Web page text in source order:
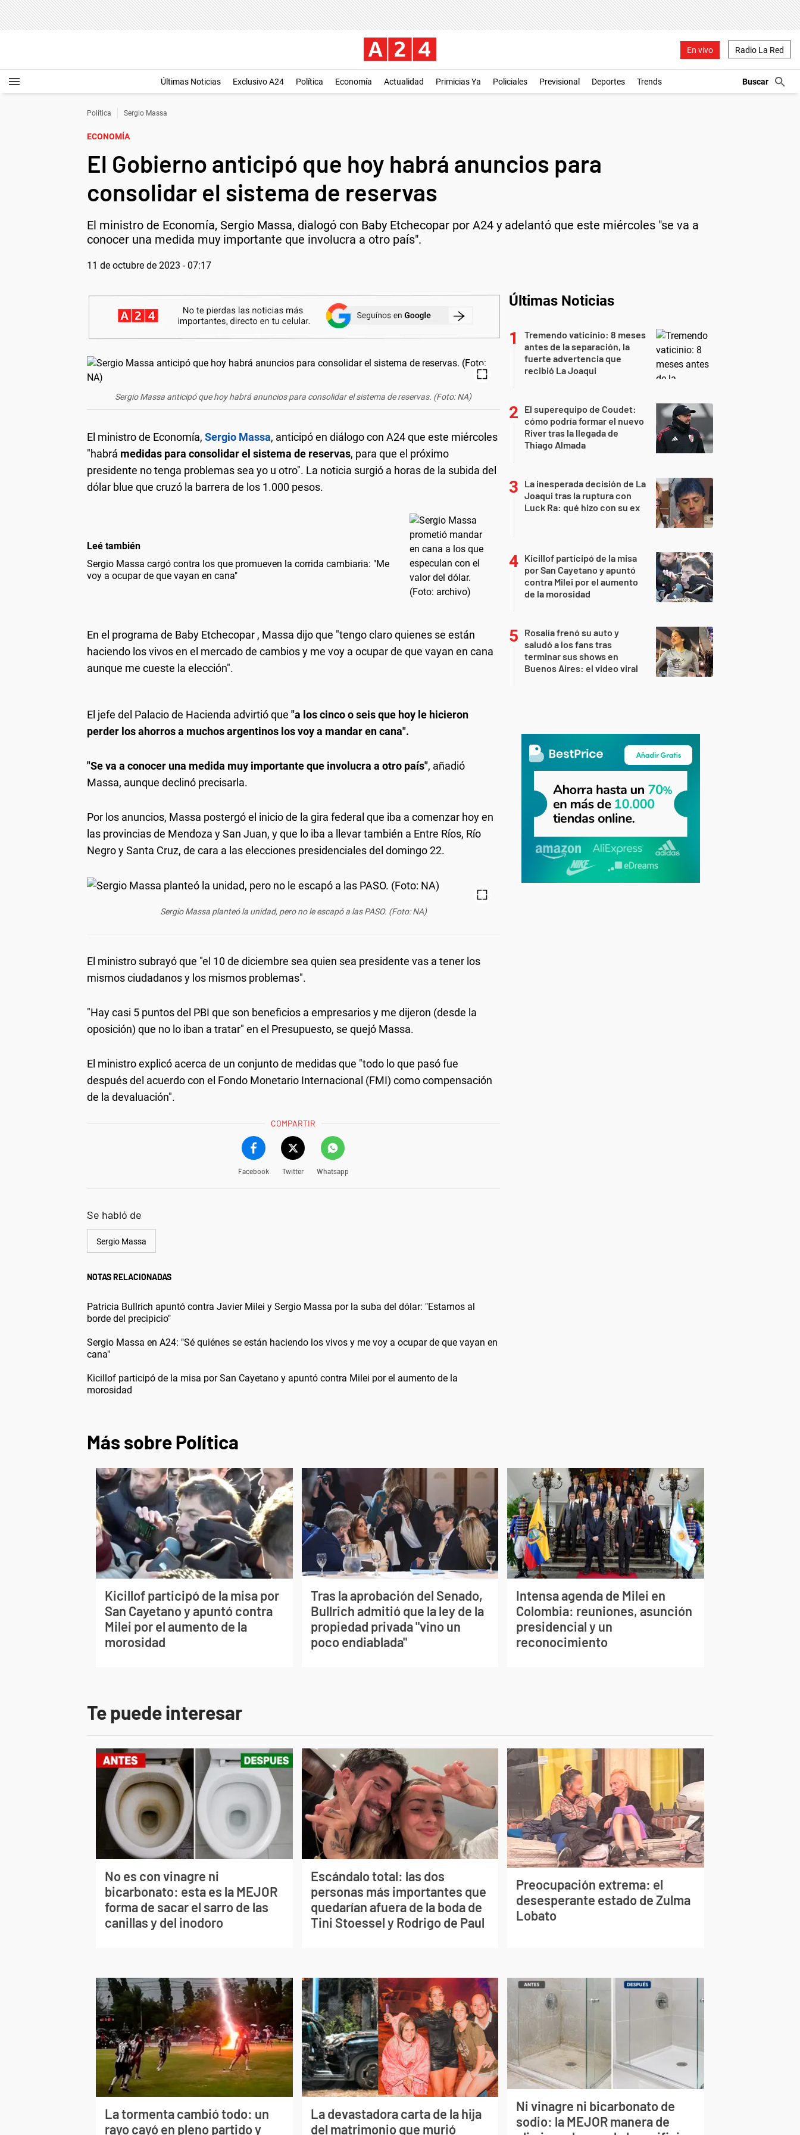
En vivo Radio La Red
Últimas Noticias Exclusivo A24 Política Economía Actualidad Primicias Ya Policiales Previsional Deportes Trends
Política Sergio Massa
ECONOMÍA
El Gobierno anticipó que hoy habrá anuncios para
consolidar el sistema de reservas
El ministro de Economía, Sergio Massa, dialogó con Baby Etchecopar por A24 y adelantó que este miércoles "se va a
conocer una medida muy importante que involucra a otro país".
11 de octubre de 2023 - 07:17
Sergio Massa anticipó que hoy habrá anuncios para consolidar el sistema de reservas. (Foto: NA)
El ministro de Economía, Sergio Massa, anticipó en diálogo con A24 que este miércoles
"habrá medidas para consolidar el sistema de reservas, para que el próximo
presidente no tenga problemas sea yo u otro". La noticia surgió a horas de la subida del
dólar blue que cruzó la barrera de los 1.000 pesos.
Leé también
Sergio Massa cargó contra los que promueven la corrida cambiaria: "Me
voy a ocupar de que vayan en cana"
En el programa de Baby Etchecopar , Massa dijo que "tengo claro quienes se están
haciendo los vivos en el mercado de cambios y me voy a ocupar de que vayan en cana
aunque me cueste la elección".
El jefe del Palacio de Hacienda advirtió que "a los cinco o seis que hoy le hicieron
perder los ahorros a muchos argentinos los voy a mandar en cana".
"Se va a conocer una medida muy importante que involucra a otro país", añadió
Massa, aunque declinó precisarla.
Por los anuncios, Massa postergó el inicio de la gira federal que iba a comenzar hoy en
las provincias de Mendoza y San Juan, y que lo iba a llevar también a Entre Ríos, Río
Negro y Santa Cruz, de cara a las elecciones presidenciales del domingo 22.
Sergio Massa planteó la unidad, pero no le escapó a las PASO. (Foto: NA)
El ministro subrayó que "el 10 de diciembre sea quien sea presidente vas a tener los
mismos ciudadanos y los mismos problemas".
"Hay casi 5 puntos del PBI que son beneficios a empresarios y me dijeron (desde la
oposición) que no lo iban a tratar" en el Presupuesto, se quejó Massa.
El ministro explicó acerca de un conjunto de medidas que "todo lo que pasó fue
después del acuerdo con el Fondo Monetario Internacional (FMI) como compensación
de la devaluación".
COMPARTIR
Facebook Twitter Whatsapp
Se habló de
Sergio Massa
NOTAS RELACIONADAS
Patricia Bullrich apuntó contra Javier Milei y Sergio Massa por la suba del dólar: "Estamos al
borde del precipicio"
Sergio Massa en A24: "Sé quiénes se están haciendo los vivos y me voy a ocupar de que vayan en
cana"
Kicillof participó de la misa por San Cayetano y apuntó contra Milei por el aumento de la
morosidad
Últimas Noticias
Tremendo vaticinio: 8 meses
antes de la separación, la
fuerte advertencia que
recibió La Joaqui
El superequipo de Coudet:
cómo podría formar el nuevo
River tras la llegada de
Thiago Almada
La inesperada decisión de La
Joaqui tras la ruptura con
Luck Ra: qué hizo con su ex
Kicillof participó de la misa
por San Cayetano y apuntó
contra Milei por el aumento
de la morosidad
Rosalía frenó su auto y
saludó a los fans tras
terminar sus shows en
Buenos Aires: el video viral
Más sobre Política
Kicillof participó de la misa por
San Cayetano y apuntó contra
Milei por el aumento de la
morosidad
Tras la aprobación del Senado,
Bullrich admitió que la ley de la
propiedad privada "vino un
poco endiablada"
Intensa agenda de Milei en
Colombia: reuniones, asunción
presidencial y un
reconocimiento
Te puede interesar
No es con vinagre ni
bicarbonato: esta es la MEJOR
forma de sacar el sarro de las
canillas y del inodoro
Escándalo total: las dos
personas más importantes que
quedarían afuera de la boda de
Tini Stoessel y Rodrigo de Paul
Preocupación extrema: el
desesperante estado de Zulma
Lobato
La tormenta cambió todo: un
rayo cayó en pleno partido y
La devastadora carta de la hija
del matrimonio que murió
Ni vinagre ni bicarbonato de
sodio: la MEJOR manera de